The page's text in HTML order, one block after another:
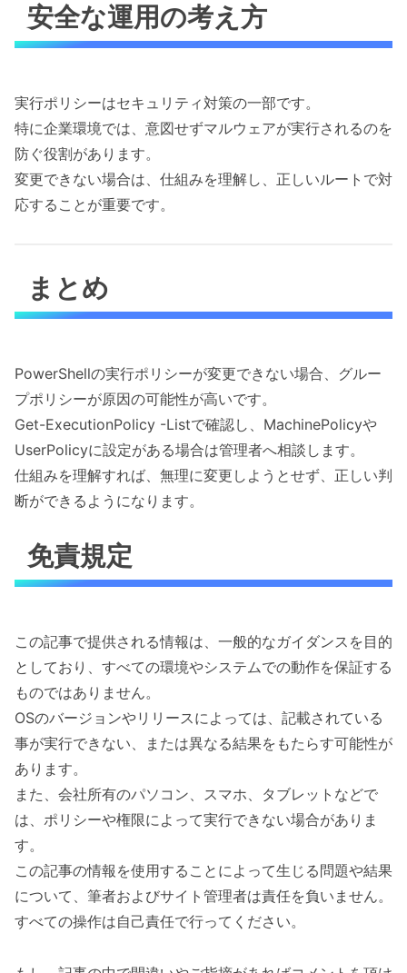
安全な運用の考え方
実行ポリシーはセキュリティ対策の一部です。
特に企業環境では、意図せずマルウェアが実行されるのを
防ぐ役割があります。
変更できない場合は、仕組みを理解し、正しいルートで対
応することが重要です。
まとめ
PowerShellの実行ポリシーが変更できない場合、グルー
プポリシーが原因の可能性が高いです。
Get-ExecutionPolicy -Listで確認し、MachinePolicyや
UserPolicyに設定がある場合は管理者へ相談します。
仕組みを理解すれば、無理に変更しようとせず、正しい判
断ができるようになります。
免責規定
この記事で提供される情報は、一般的なガイダンスを目的
としており、すべての環境やシステムでの動作を保証する
ものではありません。
OSのバージョンやリリースによっては、記載されている
事が実行できない、または異なる結果をもたらす可能性が
あります。
また、会社所有のパソコン、スマホ、タブレットなどで
は、ポリシーや権限によって実行できない場合がありま
す。
この記事の情報を使用することによって生じる問題や結果
について、筆者およびサイト管理者は責任を負いません。
すべての操作は自己責任で行ってください。